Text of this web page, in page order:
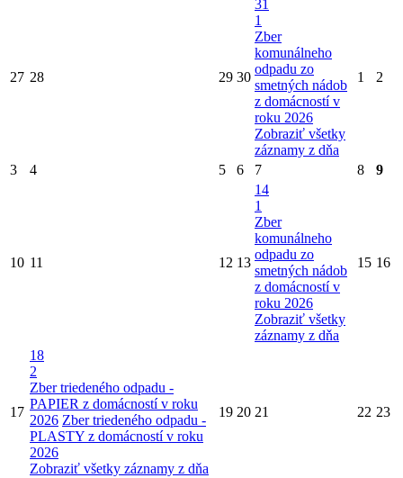
27 28 29 30
31
1
Zber
komunálneho
odpadu zo
smetných nádob
z domácností v
roku 2026
Zobraziť všetky
záznamy z dňa
1 2
3 4 5 6 7 8 9
10 11 12 13
14
1
Zber
komunálneho
odpadu zo
smetných nádob
z domácností v
roku 2026
Zobraziť všetky
záznamy z dňa
15 16
17
18
2
Zber triedeného odpadu -
PAPIER z domácností v roku
2026 Zber triedeného odpadu -
PLASTY z domácností v roku
2026
Zobraziť všetky záznamy z dňa
19 20 21 22 23